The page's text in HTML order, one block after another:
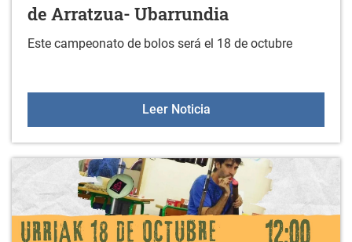
de Arratzua- Ubarrundia
Este campeonato de bolos será el 18 de octubre
Leer NoticiaI. Campeonato de bolos